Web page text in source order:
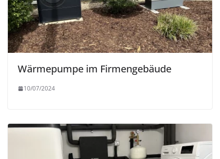
Wärmepumpe im Firmengebäude
10/07/2024